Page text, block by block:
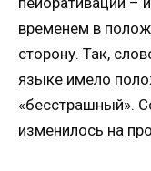
временем в
сторону. Так,
языке имело
«бесстрашный».
изменилось на